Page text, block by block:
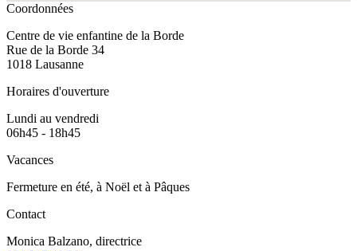
Coordonnées
Centre de vie enfantine de la Borde
Rue de la Borde 34
1018 Lausanne
Horaires d'ouverture
Lundi au vendredi
06h45 - 18h45
Vacances
Fermeture en été, à Noël et à Pâques
Contact
Monica Balzano, directrice